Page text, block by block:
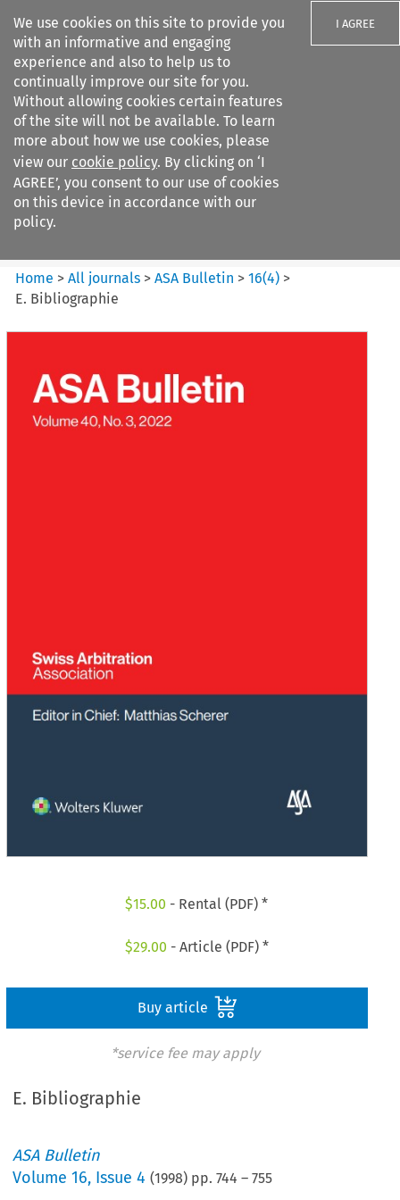
We use cookies on this site to provide you
with an informative and engaging
experience and also to help us to
continually improve our site for you.
Without allowing cookies certain features
of the site will not be available. To learn
more about how we use cookies, please
view our cookie policy. By clicking on ‘I
AGREE’, you consent to our use of cookies
on this device in accordance with our
policy.
I AGREE
Search filters
ASA Bulletin
Home >All journals >ASA Bulletin >16(4) >
E. Bibliographie
$15.00 - Rental (PDF) *
$29.00 - Article (PDF) *
Buy article
*service fee may apply
E. Bibliographie
ASA Bulletin
Volume16, Issue 4 (1998) pp.744 –755